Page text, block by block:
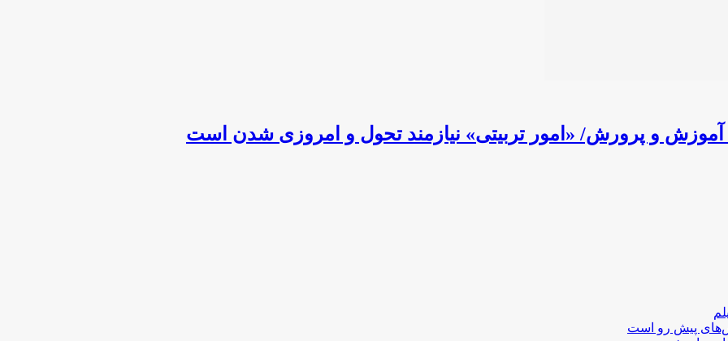
آموزش و پرورش/ «امور تربیتی» نیازمند تحول و امروزی شدن است
پیش رو است